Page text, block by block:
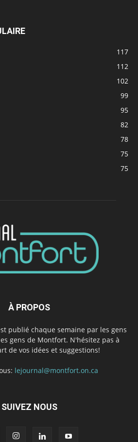
117
112
102
99
95
82
78
75
75
À PROPOS
publié chaque semaine par les gens
gens de Montfort. N'hésitez pas à
de vos idées et suggestions!
lejournal@montfort.on.ca
SUIVEZ NOUS